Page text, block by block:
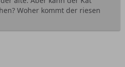
Woher kommt der riesen